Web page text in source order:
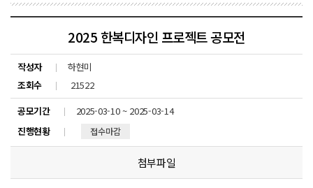
2025 한복디자인 프로젝트 공모전
작성자
하현미
조회수
21522
공모기간
2025-03-10 ~ 2025-03-14
진행현황
접수마감
첨부파일